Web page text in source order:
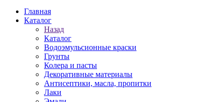
Главная
Каталог
Назад
Каталог
Водоэмульсионные краски
Грунты
Колера и пасты
Декоративные материалы
Антисептики, масла, пропитки
Лаки